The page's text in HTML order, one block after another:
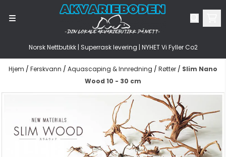
Hopp til innhold
Norsk Nettbutikk | Superrask levering | NYHET Vi Fyller Co2
Hjem / Ferskvann / Aquascaping & Innredning / Røtter / Slim Nano
Wood 10 - 30 cm